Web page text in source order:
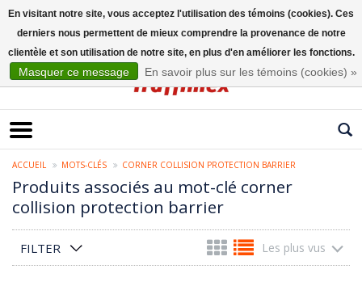
ACCUEIL MOTS-CLÉS CORNER COLLISION PROTECTION BARRIER
Produits associés au mot-clé corner
collision protection barrier
FILTER Les plus vus
En visitant notre site, vous acceptez l'utilisation des témoins (cookies). Ces
derniers nous permettent de mieux comprendre la provenance de notre
clientèle et son utilisation de notre site, en plus d'en améliorer les fonctions.
Masquer ce message En savoir plus sur les témoins (cookies) »